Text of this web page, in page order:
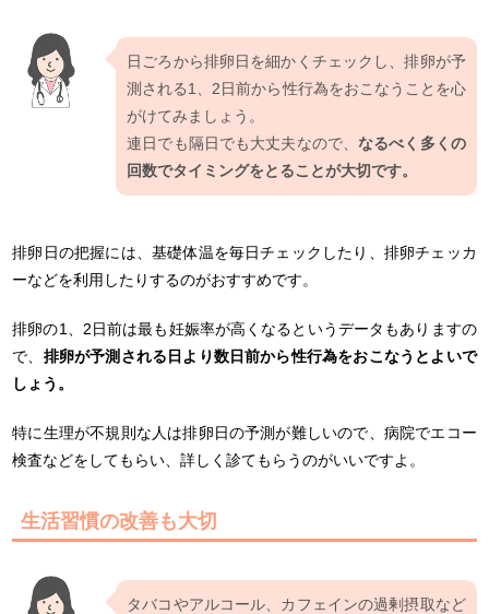
日ごろから排卵日を細かくチェックし、排卵が予
測される1、2日前から性行為をおこなうことを心
がけてみましょう。
連日でも隔日でも大丈夫なので、 なるべく多くの
回数でタイミングをとることが大切です。
排卵日の把握には、基礎体温を毎日チェックしたり、排卵チェッカ
ーなどを利用したりするのがおすすめです。
排卵の1、2日前は最も妊娠率が高くなるというデータもありますの
で、 排卵が予測される日より数日前から性行為をおこなうとよいで
しょう。
特に生理が不規則な人は排卵日の予測が難しいので、病院でエコー
検査などをしてもらい、詳しく診てもらうのがいいですよ。
生活習慣の改善も大切
タバコやアルコール、カフェインの過剰摂取など